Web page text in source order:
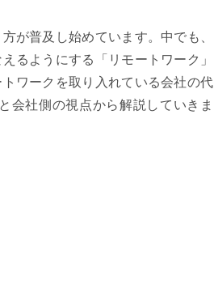
が普及し始めています。中でも、
るようにする「リモートワーク」
ワークを取り入れている会社の代
会社側の視点から解説していきま